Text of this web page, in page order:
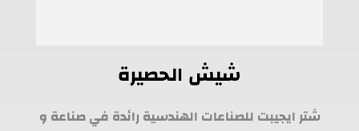
شيش الحصيرة
شتر ايجيبت للصناعات الهندسية رائدة في صناعة و